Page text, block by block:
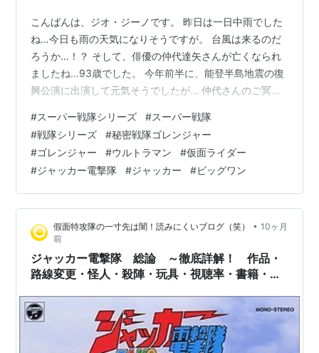
こんばんは、ジオ・ジーノです。 昨日は一日中雨でした
ね…今日も雨の天気になりそうですが。 台風は来るのだ
ろうか…！？ そして、俳優の仲代達矢さんが亡くなられ
ましたね…93歳でした。 今年前半に、能登半島地震の復
興公演に出演して元気そうでしたが… 仲代さんのご冥福
隊ゴレンジャー』から続くいわゆる「スーパー戦隊シリ
ーズ」が、 今年度限りで終了するそうですね。 NETテレ
ビ系『秘密戦隊ゴレンジャー』タイトル画面
#スーパー戦隊シリーズ #スーパー戦隊
#戦隊シリーズ #秘密戦隊ゴレンジャー
#ゴレンジャー #ウルトラマン #仮面ライダー
#ジャッカー電撃隊 #ジャッカー #ビッグワン
假面特攻隊の一寸先は闇！読みにくいブログ（笑） • 10ヶ月
前
ジャッカー電撃隊 総論 ～徹底詳解！ 作品・
路線変更・怪人・殺陣・玩具・視聴率・書籍・時